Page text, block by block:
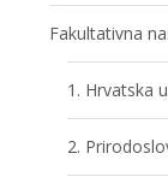
Fakultativna
1. Hrvatska
2.